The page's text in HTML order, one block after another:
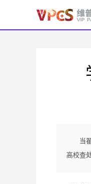
当
高校查